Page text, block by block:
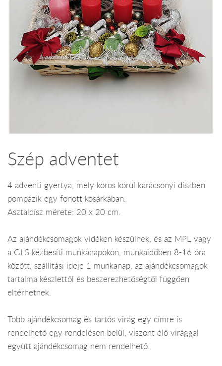
Szép adventet
4 adventi gyertya, mely körös körül karácsonyi díszben
pompázik egy fonott kosárkában.
Asztaldísz mérete: 20 x 20 cm.
Az ajándékcsomagok vidéken készülnek, és az MPL vagy
a GLS kézbesíti munkanapokon, munkaidőben 8-16 óra
között, szállítási ideje 1 munkanap, az ajándékcsomagok
tartalma készlettől és beszerezhetőségtől függően
eltérhetnek.
Több ajándékcsomag és tartós virág egy címre is
rendelhető egy rendelésen belül, viszont élő virággal
együtt ajándékcsomag nem rendelhető.